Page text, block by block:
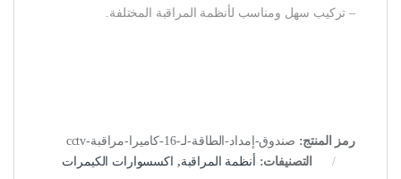
– تركيب سهل ومناسب لأنظمة المراقبة المختلفة.
رمز المنتج: صندوق-إمداد-الطاقة-لـ-16-كاميرا-مراقبة-cctv
التصنيفات: أنظمة المراقبة, اكسسوارات الكيمرات